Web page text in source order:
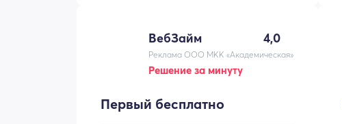
ВебЗайм 4,0
Реклама ООО МКК «Академическая»
Решение за минуту
Первый бесплатно